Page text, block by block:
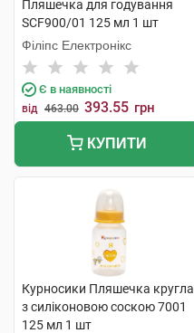
Пляшечка для годування
SCF900/01 125 мл 1 шт
Філіпс Електронікс
Є в наявності
від 463.00 393.55 грн
КУПИТИ
Курносики Пляшечка кругла
з силіконовою соскою 7001
125 мл 1 шт